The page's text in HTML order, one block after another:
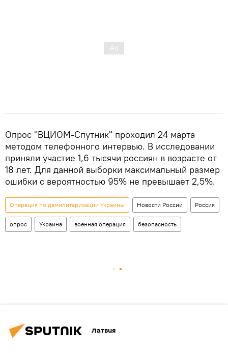
Опрос "ВЦИОМ-Спутник" проходил 24 марта
методом телефонного интервью. В исследовании
приняли участие 1,6 тысячи россиян в возрасте от
18 лет. Для данной выборки максимальный размер
ошибки с вероятностью 95% не превышает 2,5%.
Операция по демилитаризации Украины Новости России Россия
опрос Украина военная операция безопасность
Латвия